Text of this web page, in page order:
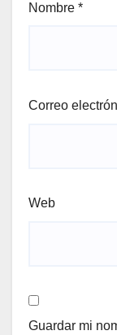
Nombre *
Correo
Web
Guardar mi